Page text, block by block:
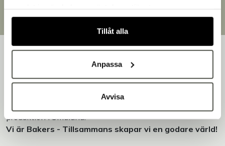
Tillåt alla
Anpassa
Avvisa
Designat och tillverkat i Småland
Bakers är en helhetsleverantör av professionell
produktion i Småland.
Vi är Bakers - Tillsammans skapar vi en godare värld!